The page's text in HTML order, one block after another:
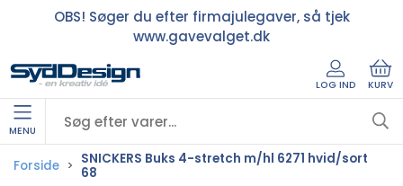
OBS! Søger du efter firmajulegaver, så tjek
www.gavevalget.dk
LOG IND KURV
MENU
Forside
SNICKERS Buks 4-stretch m/hl 6271 hvid/sort
68